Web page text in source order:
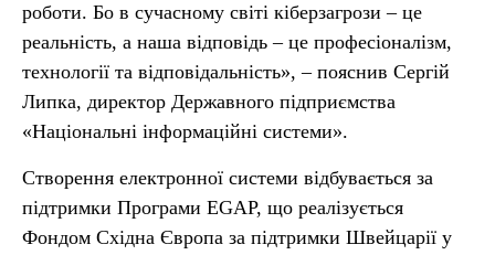
роботи. Бо в сучасному світі кіберзагрози – це
реальність, а наша відповідь – це професіоналізм,
технології та відповідальність», – пояснив Сергій
Липка, директор Державного підприємства
«Національні інформаційні системи».
Створення електронної системи відбувається за
підтримки Програми EGAP, що реалізується
Фондом Східна Європа за підтримки Швейцарії у